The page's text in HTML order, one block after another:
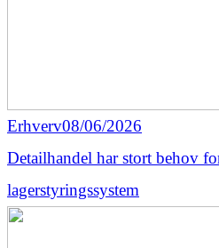
Erhverv08/06/2026
Detailhandel har stort behov
lagerstyringssystem